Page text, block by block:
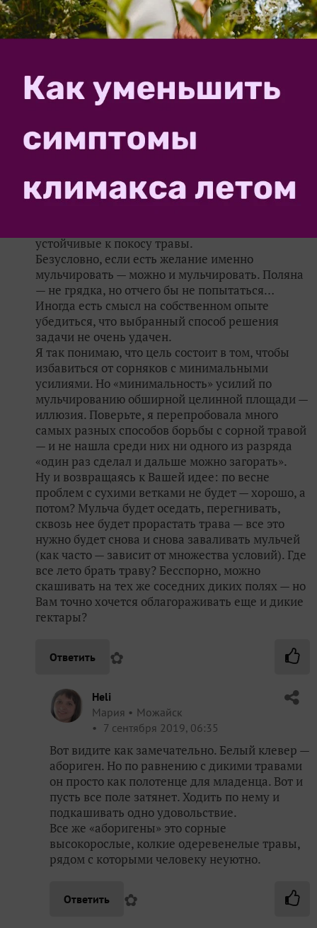
проблем с сухими ветками по весне не будет…
MarinaGerasimenko РЕДАКТОР
5 сентября 2019, 21:28
Что касается белого клевера, если эта культура
регулярном скашивании он сам вытеснит
соседей. Я, например, это отчетливо вижу на
устойчивые к покосу травы.
Безусловно, если есть желание именно
мульчировать — можно и мульчировать. Поляна
— не грядка, но отчего бы не попытаться…
Иногда есть смысл на собственном опыте
убедиться, что выбранный способ решения
задачи не очень удачен.
Я так понимаю, что цель состоит в том, чтобы
избавиться от сорняков с минимальными
усилиями. Но «минимальность» усилий по
мульчированию обширной целинной площади —
иллюзия. Поверьте, я перепробовала много
самых разных способов борьбы с сорной травой
— и не нашла среди них ни одного из разряда
«один раз сделал и дальше можно загорать».
Ну и возвращаясь к Вашей идее: по весне
проблем с сухими ветками не будет — хорошо, а
потом? Мульча будет оседать, перегнивать,
сквозь нее будет прорастать трава — все это
нужно будет снова и снова заваливать мульчей
(как часто — зависит от множества условий). Где
все лето брать траву? Бесспорно, можно
скашивать на тех же соседних диких полях — но
Вам точно хочется облагораживать еще и дикие
гектары?
Ответить ✿
Heli
Мария
Можайск
7 сентября 2019, 06:35
Вот видите как замечательно. Белый клевер —
абориген. Но по равнению с дикими травами
он просто как полотенце для младенца. Вот и
пусть все поле затянет. Ходить по нему и
подкашивать одно удовольствие.
Все же «аборигены» это сорные
высокорослые, колкие одеревенелые травы,
рядом с которыми человеку неуютно.
Ответить ✿